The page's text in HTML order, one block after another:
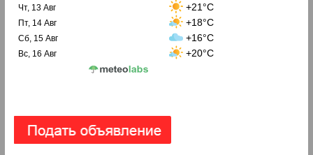
Чт, 13 Авг +21°C
Пт, 14 Авг +18°C
Сб, 15 Авг +16°C
Вс, 16 Авг +20°C